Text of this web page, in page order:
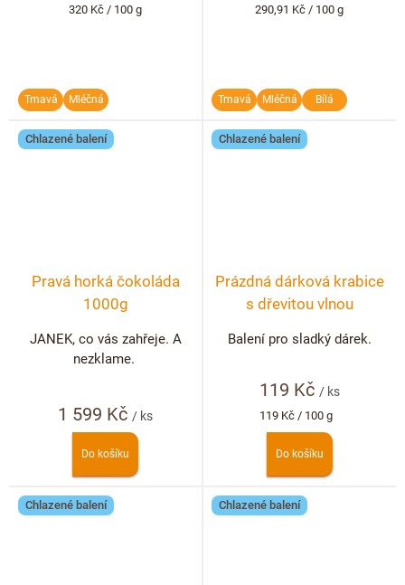
Měrná
320 Kč / 100 g
Tmavá Mléčná
Měrná
290,91 Kč / 100 g
Tmavá Mléčná Bílá
Chlazené balení
Pravá horká čokoláda
1000g
1 599 Kč/ ks
Do košíku
JANEK, co vás zahřeje. A
nezklame.
Chlazené balení
Prázdná dárková krabice
s dřevitou vlnou
119 Kč / ks
Měrná
cena:
119 Kč / 100 g
Do košíku
Balení pro sladký dárek.
Chlazené balení Chlazené balení